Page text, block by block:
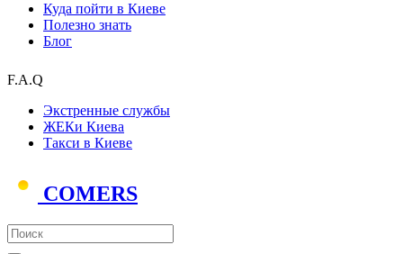
Куда пойти в Киеве
Полезно знать
Блог
F.A.Q
Экстренные службы
ЖЕКи Киева
Такси в Киеве
COMERS